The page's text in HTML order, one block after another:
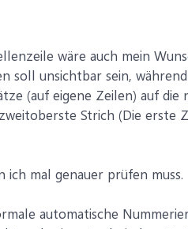
wäre auch mein
soll unsichtbar sein,
(auf eigene Zeilen) auf
Strich (Die erste
ich mal genauer prüfen muss.
automatische